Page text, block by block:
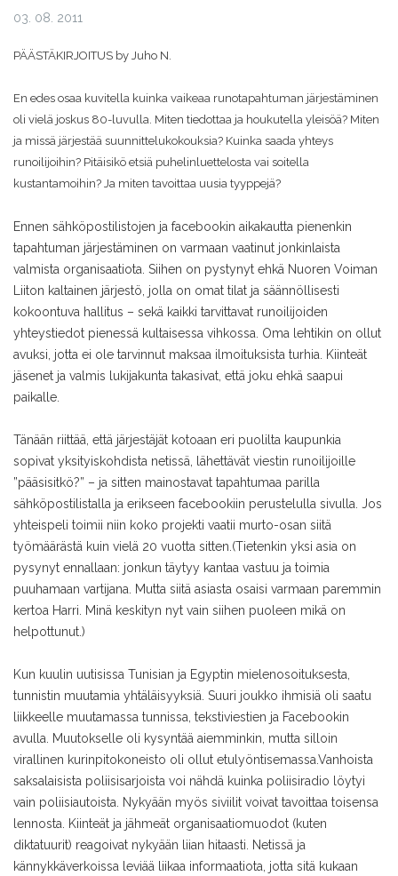
03. 08. 2011
PÄÄSTÄKIRJOITUS by Juho N.
En edes osaa kuvitella kuinka vaikeaa runotapahtuman järjestäminen
oli vielä joskus 80-luvulla. Miten tiedottaa ja houkutella yleisöä? Miten
ja missä järjestää suunnittelukokouksia? Kuinka saada yhteys
runoilijoihin? Pitäisikö etsiä puhelinluettelosta vai soitella
kustantamoihin? Ja miten tavoittaa uusia tyyppejä?
Ennen sähköpostilistojen ja facebookin aikakautta pienenkin
tapahtuman järjestäminen on varmaan vaatinut jonkinlaista
valmista organisaatiota. Siihen on pystynyt ehkä Nuoren Voiman
Liiton kaltainen järjestö, jolla on omat tilat ja säännöllisesti
kokoontuva hallitus – sekä kaikki tarvittavat runoilijoiden
yhteystiedot pienessä kultaisessa vihkossa. Oma lehtikin on ollut
avuksi, jotta ei ole tarvinnut maksaa ilmoituksista turhia. Kiinteät
jäsenet ja valmis lukijakunta takasivat, että joku ehkä saapui
paikalle.
Tänään riittää, että järjestäjät kotoaan eri puolilta kaupunkia
sopivat yksityiskohdista netissä, lähettävät viestin runoilijoille
”pääsisitkö?” – ja sitten mainostavat tapahtumaa parilla
sähköpostilistalla ja erikseen facebookiin perustelulla sivulla. Jos
yhteispeli toimii niin koko projekti vaatii murto-osan siitä
työmäärästä kuin vielä 20 vuotta sitten. (Tietenkin yksi asia on
pysynyt ennallaan: jonkun täytyy kantaa vastuu ja toimia
puuhamaan vartijana. Mutta siitä asiasta osaisi varmaan paremmin
kertoa Harri. Minä keskityn nyt vain siihen puoleen mikä on
helpottunut.)
Kun kuulin uutisissa Tunisian ja Egyptin mielenosoituksesta,
tunnistin muutamia yhtäläisyyksiä. Suuri joukko ihmisiä oli saatu
liikkeelle muutamassa tunnissa, tekstiviestien ja Facebookin
avulla. Muutokselle oli kysyntää aiemminkin, mutta silloin
virallinen kurinpitokoneisto oli ollut etulyöntisemassa.Vanhoista
saksalaisista poliisisarjoista voi nähdä kuinka poliisiradio löytyi
vain poliisiautoista. Nykyään myös siviilit voivat tavoittaa toisensa
lennosta. Kiinteät ja jähmeät organisaatiomuodot (kuten
diktatuurit) reagoivat nykyään liian hitaasti. Netissä ja
kännykkäverkoissa leviää liikaa informaatiota, jotta sitä kukaan